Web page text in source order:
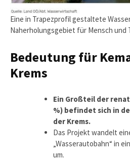
Eine in Trapezprofil gestaltete
Naherholungsgebiet für Mensch und
Bedeutung für
Krems
Ein Großteil der
%) befindet sich in
der Krems.
Das Projekt wandelt
„Wasserautobahn“ in
um.